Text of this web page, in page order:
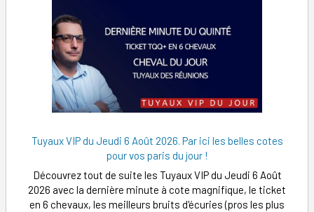
Tuyaux VIP du Jeudi 6 Août 2026. Par ici les belles cotes
pour vos paris du jour !
Découvrez tout de suite les Tuyaux VIP du Jeudi 6 Août
2026 avec la dernière minute à cote magnifique, le ticket
en 6 chevaux, les meilleurs bruits d'écuries (pros les plus